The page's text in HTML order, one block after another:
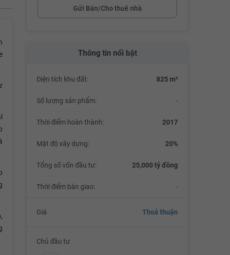
Gửi Bán/Cho thuê nhà
Thông tin nổi bật
Diện tích khu đất: 825 m²
Số lượng sản phẩm: -
Thời điểm hoàn thành: 2017
Mật độ xây dựng: 20%
Tổng số vốn đầu tư: 25,000 tỷ đồng
Thời điểm bàn giao: -
Giá Thoả thuận
Chủ đầu tư